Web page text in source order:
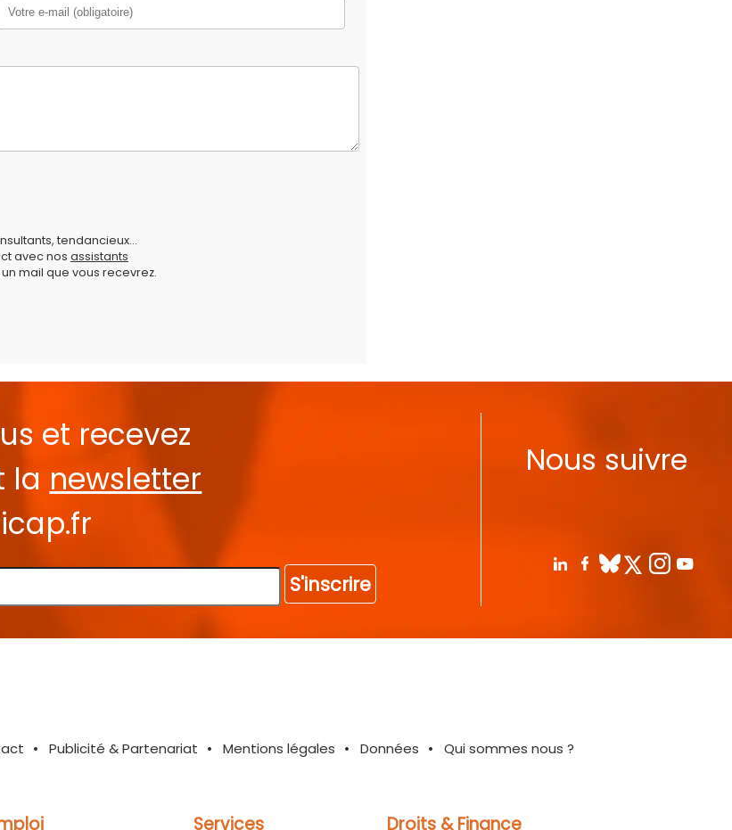
tendancieux...
avec nos assistants
mail que vous recevrez.
et recevez
la newsletter
S'inscrire
Nous suivre
Publicité & Partenariat Mentions légales Données Qui sommes nous ?
Services Droits & Finance